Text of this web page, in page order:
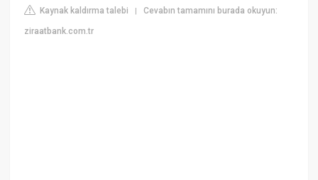
Kaynak kaldırma talebi |Cevabın tamamını burada okuyun:
ziraatbank.com.tr